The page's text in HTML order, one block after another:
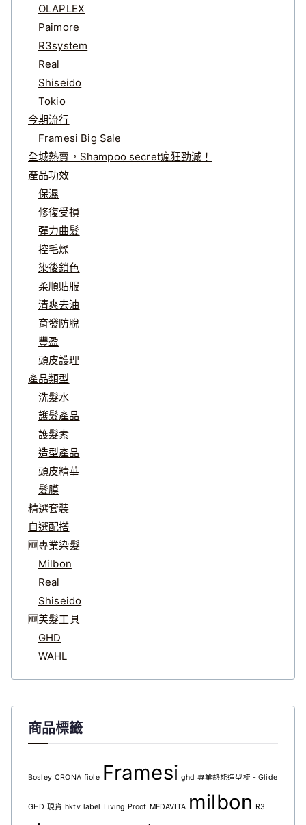
OLAPLEX
Paimore
R3system
Real
Shiseido
Tokio
今期流行
Framesi Big Sale
全城熱賣，Shampoo secret瘋狂勁減！
產品功效
保濕
修復受損
彈力曲髮
控毛燥
染後鎖色
柔順貼服
清爽去油
育發防脫
豐盈
頭皮護理
產品類型
洗髮水
護髮產品
護髮素
造型產品
頭皮精華
髮膜
精選套裝
自選配搭
🆕專業染髮
Milbon
Real
Shiseido
🆕美髮工具
GHD
WAHL
商品標籤
Bosley CRONA fiole Framesi ghd 專業熱能造型梳 - Glide
GHD 現貨 hktv label Living Proof MEDAVITA milbon R3